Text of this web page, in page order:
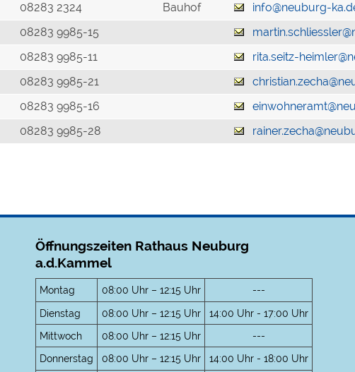
08283 2324 Bauhof
info@neuburg-
08283 9985-15
08283 9985-11
rita.seitz-
08283 9985-21
08283 9985-16
08283 9985-28
Öffnungszeiten Rathaus Neuburg
a.d.Kammel
Montag 08:00 Uhr – 12:15 Uhr
---
Dienstag
08:00 Uhr – 12:15 Uhr
14:00 Uhr - 17:00 Uhr
Mittwoch
08:00 Uhr – 12:15 Uhr
---
Donnerstag
08:00 Uhr – 12:15 Uhr 14:00 Uhr - 18:00 Uhr